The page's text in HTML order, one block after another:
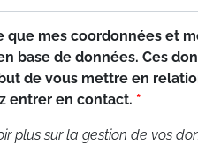
que mes coordonnées et
base de données. Ces
de vous mettre en
entrer en contact.
plus sur la gestion de vos